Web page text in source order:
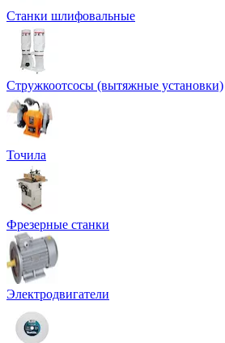
Станки шлифовальные
Стружкоотсосы (вытяжные установки)
Точила
Фрезерные станки
Электродвигатели